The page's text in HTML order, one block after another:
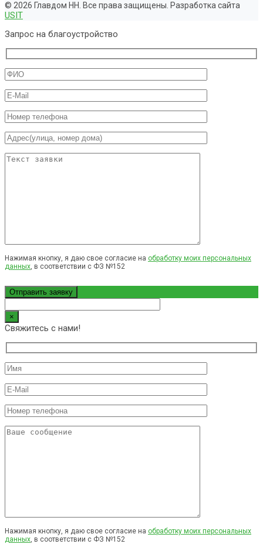
© 2026 Главдом НН. Все права защищены. Разработка сайта
USIT
Запрос на благоустройство
Нажимая кнопку, я даю свое согласие на обработку моих персональных
данных, в соответствии с ФЗ №152
×
Свяжитесь с нами!
Нажимая кнопку, я даю свое согласие на обработку моих персональных
данных , в соответствии с ФЗ №152